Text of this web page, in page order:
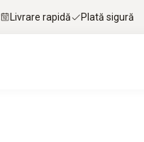
Livrare rapidă Plată sigură